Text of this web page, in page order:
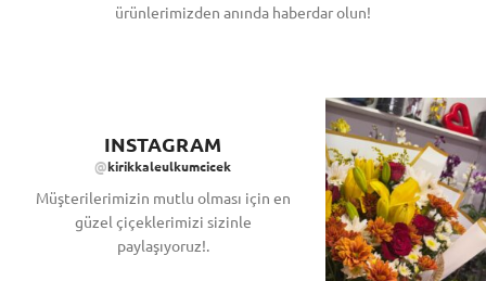
ürünlerimizden anında haberdar olun!
INSTAGRAM
@kirikkaleulkumcicek
Müşterilerimizin mutlu olması için en
güzel çiçeklerimizi sizinle
paylaşıyoruz!.